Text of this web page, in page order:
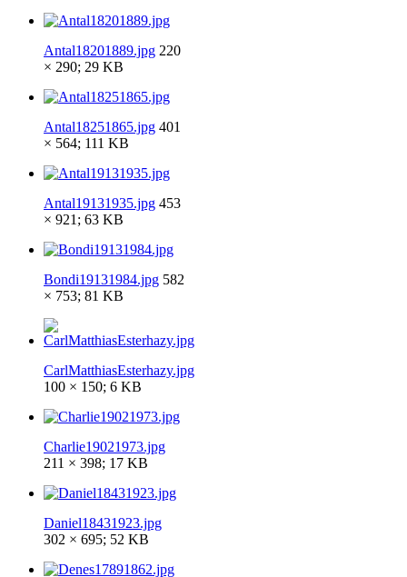
Antal18201889.jpg 220
× 290; 29 KB
Antal18251865.jpg 401
× 564; 111 KB
Antal19131935.jpg 453
× 921; 63 KB
Bondi19131984.jpg 582
× 753; 81 KB
CarlMatthiasEsterhazy.jpg
100 × 150; 6 KB
Charlie19021973.jpg
211 × 398; 17 KB
Daniel18431923.jpg
302 × 695; 52 KB